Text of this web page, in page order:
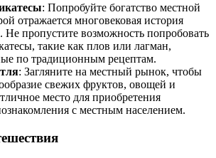
: Попробуйте богатство местной
отражается многовековая история
Не пропустите возможность попробовать
такие как плов или лагман,
по традиционным рецептам.
: Загляните на местный рынок, чтобы
свежих фруктов, овощей и
место для приобретения
с местным населением.